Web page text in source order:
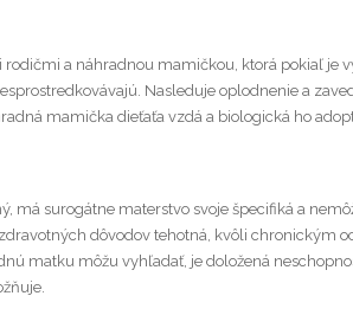
a náhradnou mamičkou, ktorá pokiaľ je
Nasleduje oplodnenie a
mamička dieťaťa vzdá a biologická ho
surogátne materstvo svoje špecifiká a
dôvodov tehotná, kvôli chronickým
matku môžu vyhľadať, je doložená